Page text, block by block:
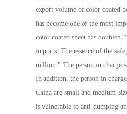
export volume of color coated
has become one of the most
color coated sheet has
imports. The essence of the
million." The person in charge
In addition, the person in
China are small and medium-
is vulnerable to anti-dumping